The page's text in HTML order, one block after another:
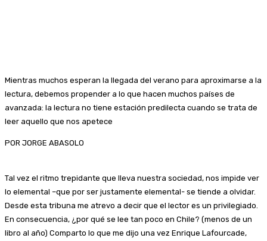
Mientras muchos esperan la llegada del verano para aproximarse a la
lectura, debemos propender a lo que hacen muchos países de
avanzada: la lectura no tiene estación predilecta cuando se trata de
leer aquello que nos apetece
POR JORGE ABASOLO
Tal vez el ritmo trepidante que lleva nuestra sociedad, nos impide ver
lo elemental –que por ser justamente elemental- se tiende a olvidar.
Desde esta tribuna me atrevo a decir que el lector es un privilegiado.
En consecuencia, ¿por qué se lee tan poco en Chile? (menos de un
libro al año) Comparto lo que me dijo una vez Enrique Lafourcade,